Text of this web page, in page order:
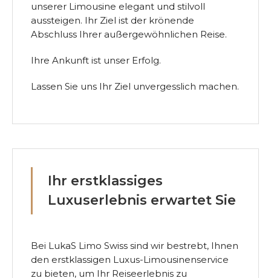
unserer Limousine elegant und stilvoll
aussteigen. Ihr Ziel ist der krönende
Abschluss Ihrer außergewöhnlichen Reise.
Ihre Ankunft ist unser Erfolg.
Lassen Sie uns Ihr Ziel unvergesslich machen.
Ihr erstklassiges
Luxuserlebnis erwartet Sie
Bei LukaS Limo Swiss sind wir bestrebt, Ihnen
den erstklassigen Luxus-Limousinenservice
zu bieten, um Ihr Reiseerlebnis zu